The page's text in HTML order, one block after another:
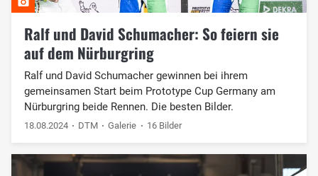
Ralf und David Schumacher: So feiern sie
auf dem Nürburgring
Ralf und David Schumacher gewinnen bei ihrem
gemeinsamen Start beim Prototype Cup Germany am
Nürburgring beide Rennen. Die besten Bilder.
18.08.2024 DTM Galerie 16 Bilder